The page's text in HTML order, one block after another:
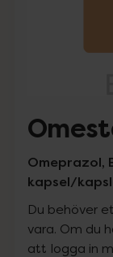
Omeprazol,
kapsel/
Du behöver
vara. Om du
att logga in